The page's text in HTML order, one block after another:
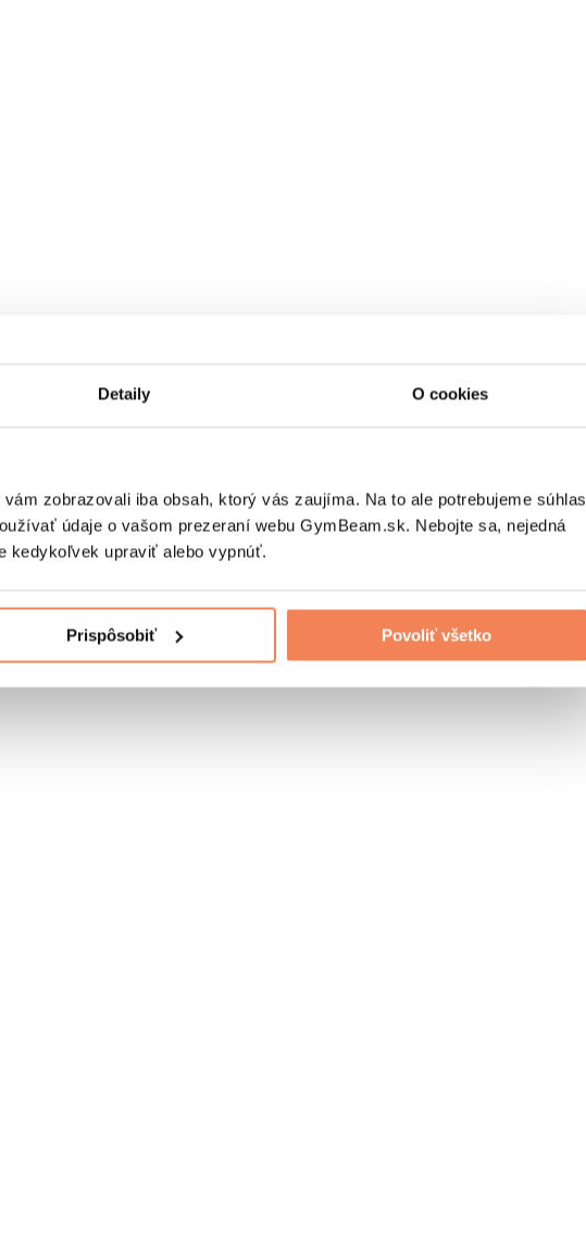
Detaily O cookies
zobrazovali iba obsah, ktorý vás zaujíma. Na to ale potrebujeme súhlas
údaje o vašom prezeraní webu GymBeam.sk. Nebojte sa, nejedná
kedykoľvek upraviť alebo vypnúť.
Prispôsobiť Povoliť všetko